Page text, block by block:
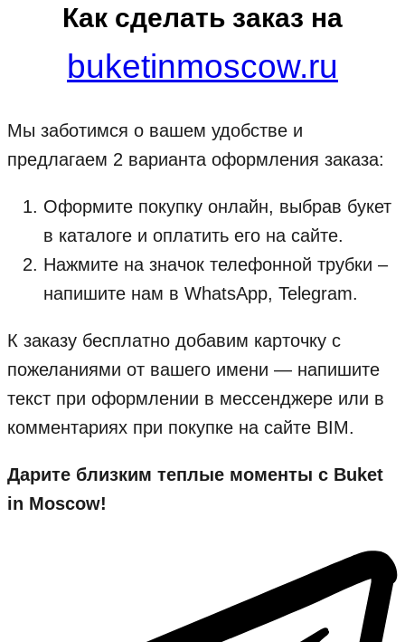
Как сделать заказ на
buketinmoscow.ru
Мы заботимся о вашем удобстве и
предлагаем 2 варианта оформления заказа:
Оформите покупку онлайн, выбрав букет
в каталоге и оплатить его на сайте.
Нажмите на значок телефонной трубки –
напишите нам в WhatsApp, Telegram.
К заказу бесплатно добавим карточку с
пожеланиями от вашего имени — напишите
текст при оформлении в мессенджере или в
комментариях при покупке на сайте BIM.
Дарите близким теплые моменты с Buket
in Moscow!